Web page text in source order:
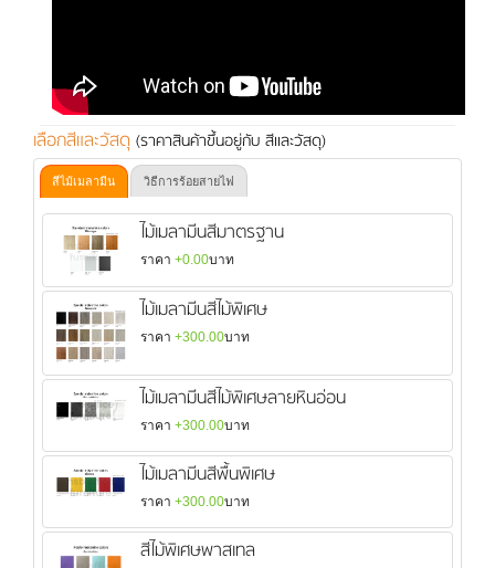
เลือกสีและวัสดุ (ราคาสินค้าขึ้นอยู่กับ สีและวัสดุ)
สีไม้เมลามีน วิธีการร้อยสายไฟ
ไม้เมลามีนสีมาตรฐาน
ราคา+0.00บาท
ไม้เมลามีนสีไม้พิเศษ
ราคา+300.00บาท
ไม้เมลามีนสีไม้พิเศษลายหินอ่อน
ราคา+300.00บาท
ไม้เมลามีนสีพื้นพิเศษ
ราคา+300.00บาท
สีไม้พิเศษพาสเทล